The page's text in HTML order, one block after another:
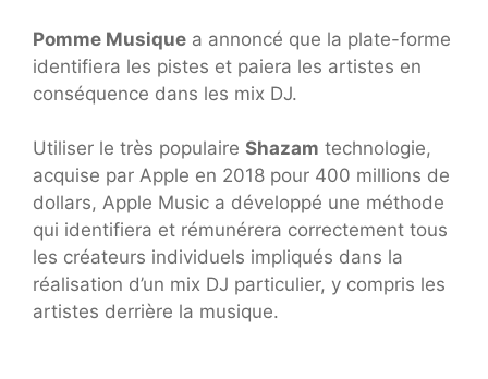
Pomme Musique a annoncé que la plate-forme
identifiera les pistes et paiera les artistes en
conséquence dans les mix DJ.
Utiliser le très populaire Shazam technologie,
acquise par Apple en 2018 pour 400 millions de
dollars, Apple Music a développé une méthode
qui identifiera et rémunérera correctement tous
les créateurs individuels impliqués dans la
réalisation d’un mix DJ particulier, y compris les
artistes derrière la musique.